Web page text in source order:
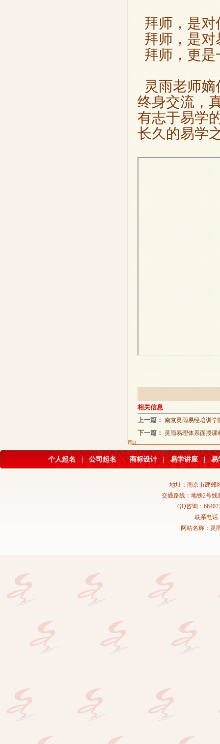
拜师，是
拜师，是
拜师，更
灵雨老师
终身交流，
有志于易学
长久的易学
相关信息
上一篇： 南京灵雨易经培训学
下一篇： 灵雨易理体系面授课
个人起名 公司起名 | 商标设计 | 易学讲座 | 易
地址：南京市建邺
交通路线：地铁2号线
QQ咨询：
联系电话
网站名称：灵